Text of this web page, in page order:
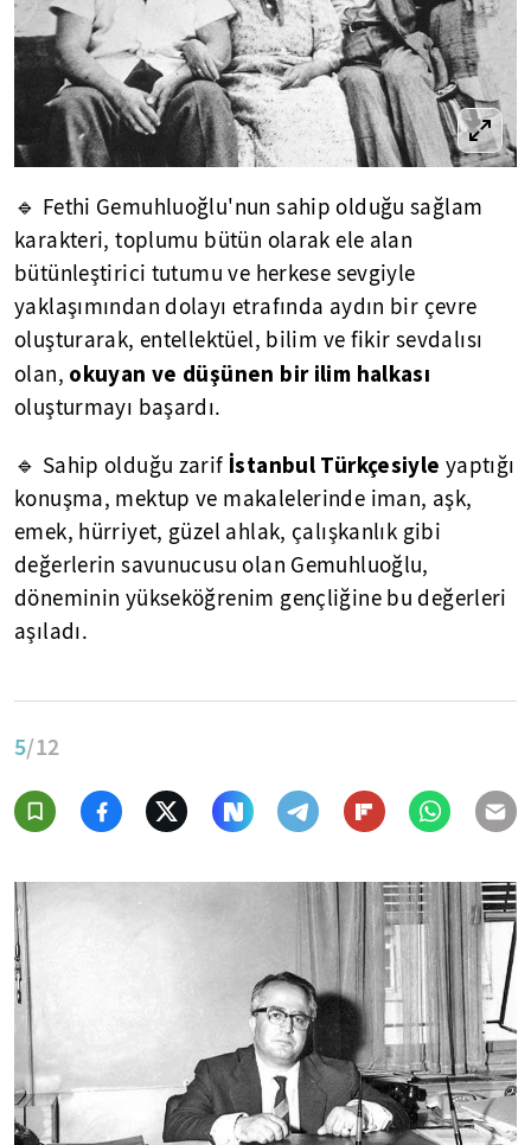
🔹 Fethi Gemuhluoğlu'nun sahip olduğu sağlam
karakteri, toplumu bütün olarak ele alan
bütünleştirici tutumu ve herkese sevgiyle
yaklaşımından dolayı etrafında aydın bir çevre
oluşturarak, entellektüel, bilim ve fikir sevdalısı
olan, okuyan ve düşünen bir ilim halkası
oluşturmayı başardı.
🔹 Sahip olduğu zarif İstanbul Türkçesiyle yaptığı
konuşma, mektup ve makalelerinde iman, aşk,
emek, hürriyet, güzel ahlak, çalışkanlık gibi
değerlerin savunucusu olan Gemuhluoğlu,
döneminin yükseköğrenim gençliğine bu değerleri
aşıladı.
5/12